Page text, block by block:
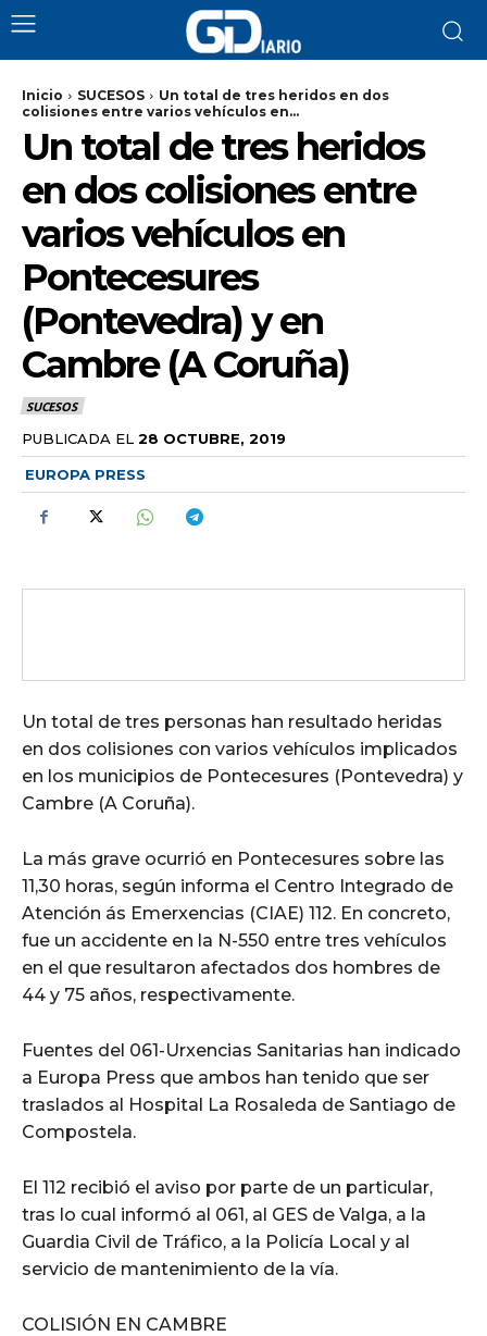
Inicio SUCESOS
Un total de tres heridos en dos
colisiones entre varios vehículos en...
Un total de tres heridos
en dos colisiones entre
varios vehículos en
Pontecesures
(Pontevedra) y en
Cambre (A Coruña)
SUCESOS
PUBLICADA EL 28 OCTUBRE, 2019
EUROPA PRESS
Un total de tres personas han resultado heridas
en dos colisiones con varios vehículos implicados
en los municipios de Pontecesures (Pontevedra) y
Cambre (A Coruña).
La más grave ocurrió en Pontecesures sobre las
11,30 horas, según informa el Centro Integrado de
Atención ás Emerxencias (CIAE) 112. En concreto,
fue un accidente en la N-550 entre tres vehículos
en el que resultaron afectados dos hombres de
44 y 75 años, respectivamente.
Fuentes del 061-Urxencias Sanitarias han indicado
a Europa Press que ambos han tenido que ser
traslados al Hospital La Rosaleda de Santiago de
Compostela.
El 112 recibió el aviso por parte de un particular,
tras lo cual informó al 061, al GES de Valga, a la
Guardia Civil de Tráfico, a la Policía Local y al
servicio de mantenimiento de la vía.
COLISIÓN EN CAMBRE